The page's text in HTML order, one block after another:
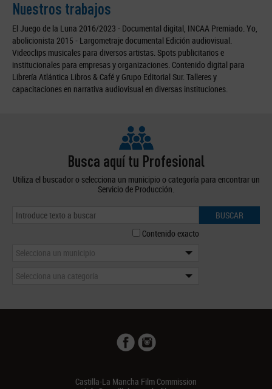
Nuestros trabajos
El Juego de la Luna 2016/2023 - Documental digital, INCAA Premiado. Yo,
abolicionista 2015 - Largometraje documental Edición audiovisual.
Videoclips musicales para diversos artistas. Spots publicitarios e
institucionales para empresas y organizaciones. Contenido digital para
Librería Atlántica Libros & Café y Grupo Editorial Sur. Talleres y
capacitaciones en narrativa audiovisual en diversas instituciones.
Busca aquí tu Profesional
Utiliza el buscador o selecciona un municipio o categoría para encontrar un
Servicio de Producción.
BUSCAR
Contenido exacto
Selecciona un municipio
Selecciona una categoría
Castilla-La Mancha Film Commission